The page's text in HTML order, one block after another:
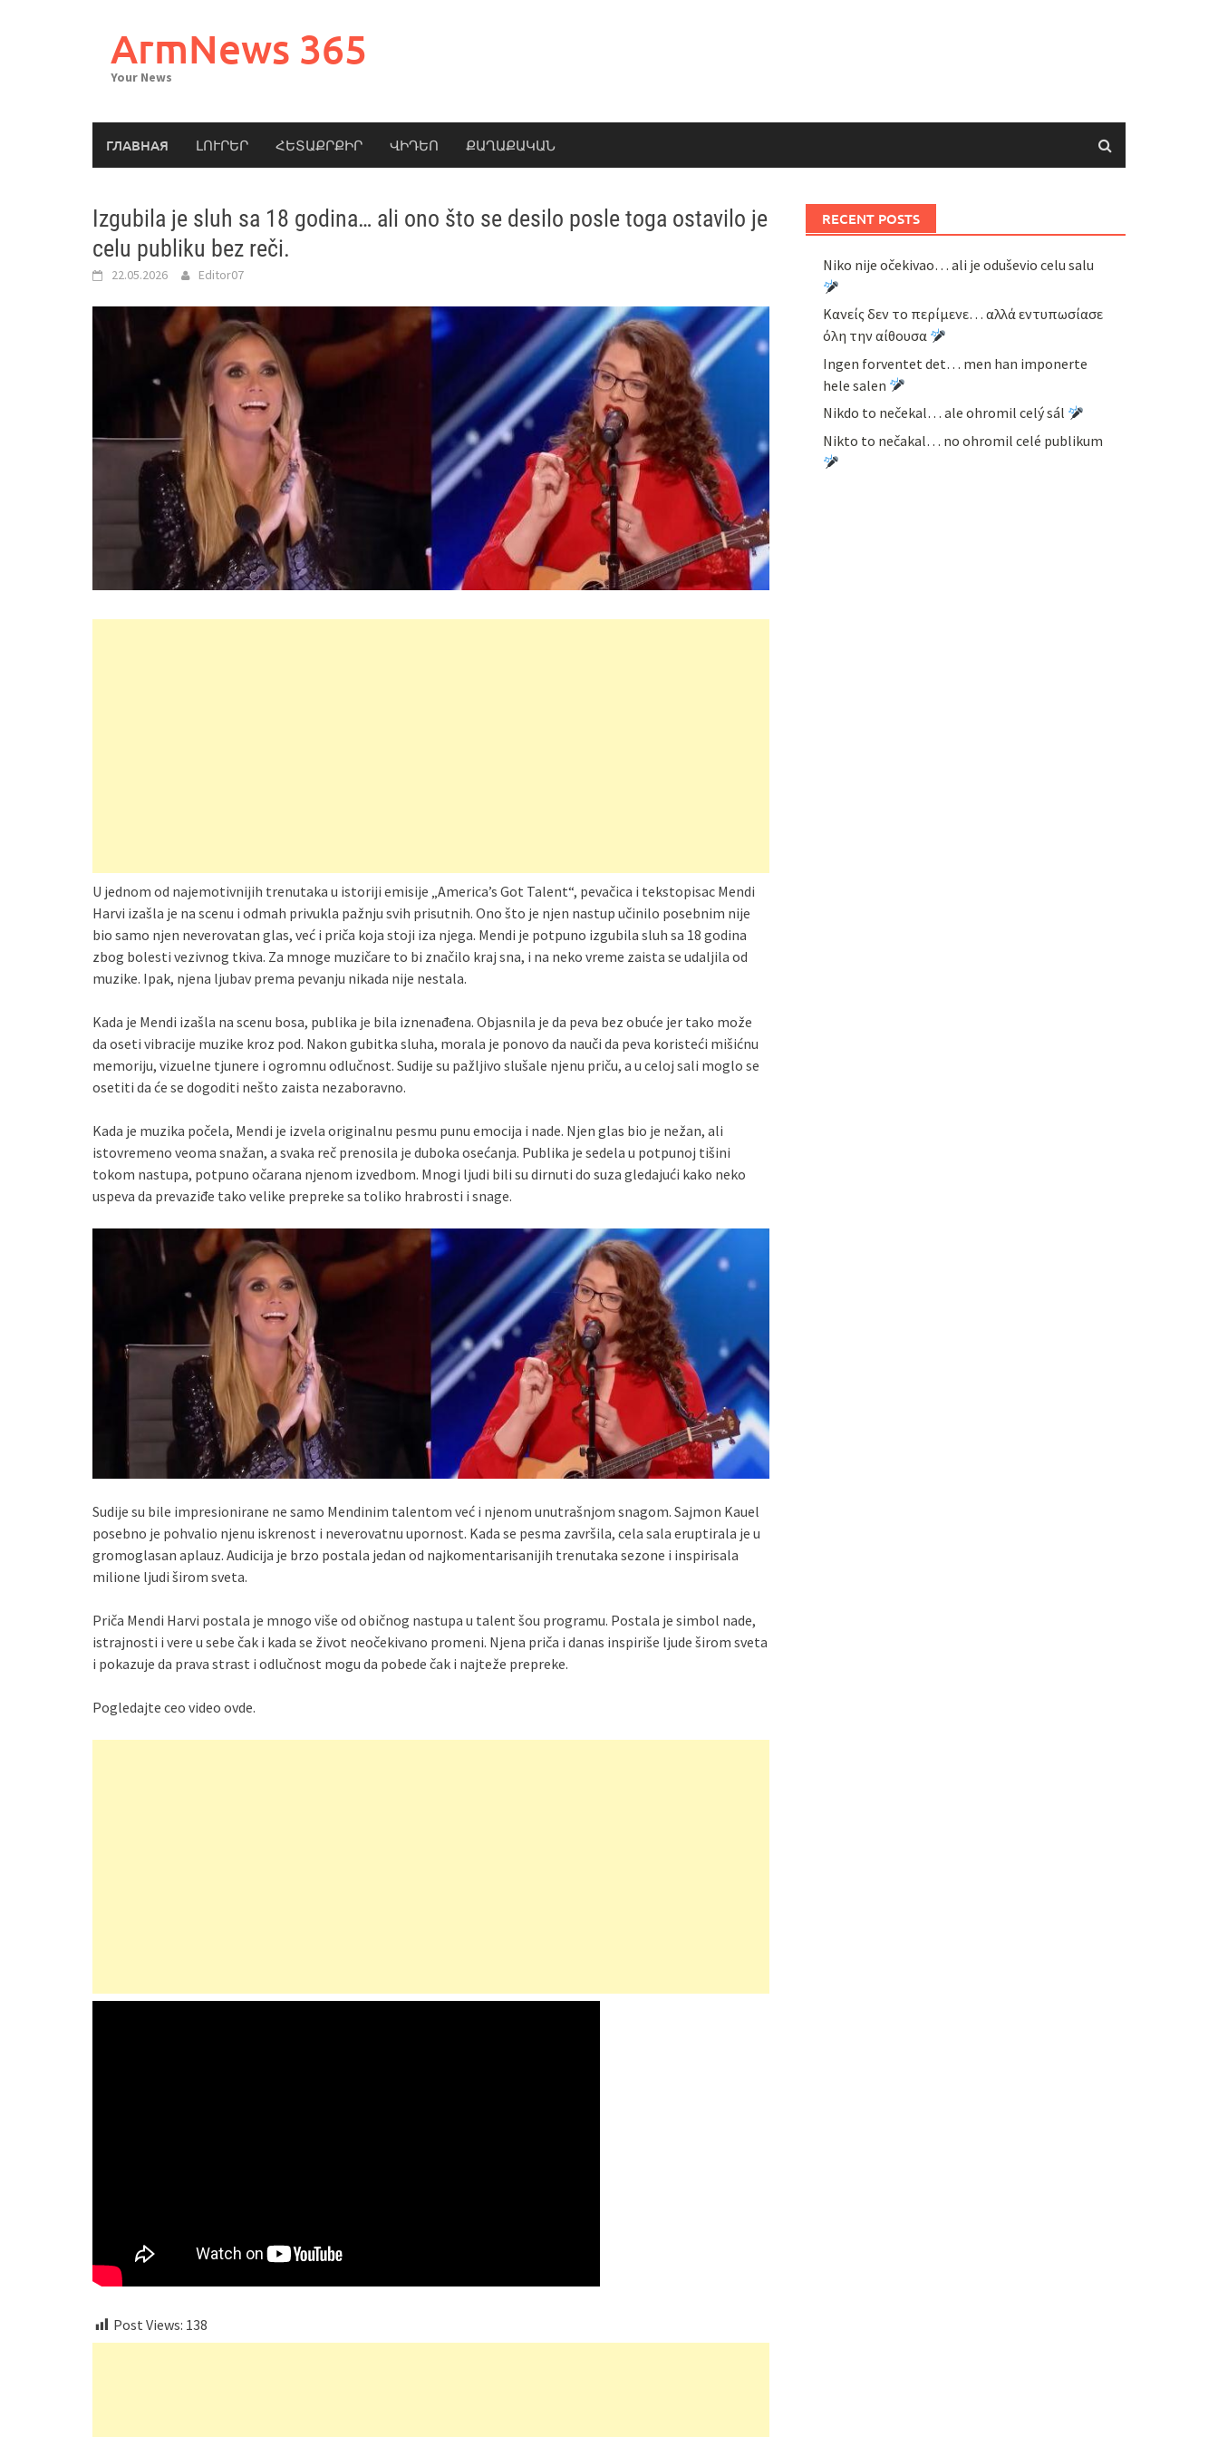
ArmNews 365
Your News
ГЛАВНАЯ ԼՈՒՐԵՐ ՀԵՏԱՔՐՔԻՐ ՎԻԴԵՈ ՔԱՂԱՔԱԿԱՆ
Izgubila je sluh sa 18 godina… ali ono što se desilo posle toga ostavilo je
celu publiku bez reči.
22.05.2026 Editor07
U jednom od najemotivnijih trenutaka u istoriji emisije „America’s Got Talent“, pevačica i tekstopisac Mendi
Harvi izašla je na scenu i odmah privukla pažnju svih prisutnih. Ono što je njen nastup učinilo posebnim nije
bio samo njen neverovatan glas, već i priča koja stoji iza njega. Mendi je potpuno izgubila sluh sa 18 godina
zbog bolesti vezivnog tkiva. Za mnoge muzičare to bi značilo kraj sna, i na neko vreme zaista se udaljila od
muzike. Ipak, njena ljubav prema pevanju nikada nije nestala.
Kada je Mendi izašla na scenu bosa, publika je bila iznenađena. Objasnila je da peva bez obuće jer tako može
da oseti vibracije muzike kroz pod. Nakon gubitka sluha, morala je ponovo da nauči da peva koristeći mišićnu
memoriju, vizuelne tjunere i ogromnu odlučnost. Sudije su pažljivo slušale njenu priču, a u celoj sali moglo se
osetiti da će se dogoditi nešto zaista nezaboravno.
Kada je muzika počela, Mendi je izvela originalnu pesmu punu emocija i nade. Njen glas bio je nežan, ali
istovremeno veoma snažan, a svaka reč prenosila je duboka osećanja. Publika je sedela u potpunoj tišini
tokom nastupa, potpuno očarana njenom izvedbom. Mnogi ljudi bili su dirnuti do suza gledajući kako neko
uspeva da prevaziđe tako velike prepreke sa toliko hrabrosti i snage.
Sudije su bile impresionirane ne samo Mendinim talentom već i njenom unutrašnjom snagom. Sajmon Kauel
posebno je pohvalio njenu iskrenost i neverovatnu upornost. Kada se pesma završila, cela sala eruptirala je u
gromoglasan aplauz. Audicija je brzo postala jedan od najkomentarisanijih trenutaka sezone i inspirisala
milione ljudi širom sveta.
Priča Mendi Harvi postala je mnogo više od običnog nastupa u talent šou programu. Postala je simbol nade,
istrajnosti i vere u sebe čak i kada se život neočekivano promeni. Njena priča i danas inspiriše ljude širom sveta
i pokazuje da prava strast i odlučnost mogu da pobede čak i najteže prepreke.
Pogledajte ceo video ovde.
Post Views: 138
RECENT POSTS
Niko nije očekivao… ali je oduševio celu salu
Κανείς δεν το περίμενε… αλλά εντυπωσίασε
όλη την αίθουσα
Ingen forventet det… men han imponerte
hele salen
Nikdo to nečekal… ale ohromil celý sál
Nikto to nečakal… no ohromil celé publikum